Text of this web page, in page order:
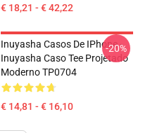
€ 18,21 - € 42,22
Inuyasha Casos De IPhone -
Inuyasha Caso Tee Projetado
Moderno TP0704
€ 14,81 - € 16,10
-20%